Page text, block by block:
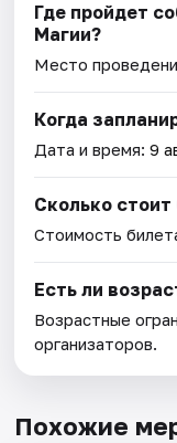
Где пройдет
Магии?
Место
Когда
Дата и время:9
Сколько стоит
Стоимость
Есть ли
Возрастные
организаторов.
Похожие